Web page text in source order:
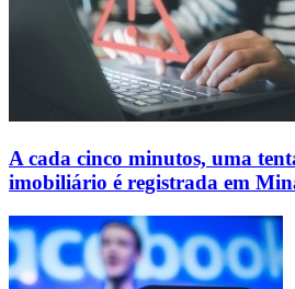
A cada cinco minutos, uma
imobiliário é registrada em